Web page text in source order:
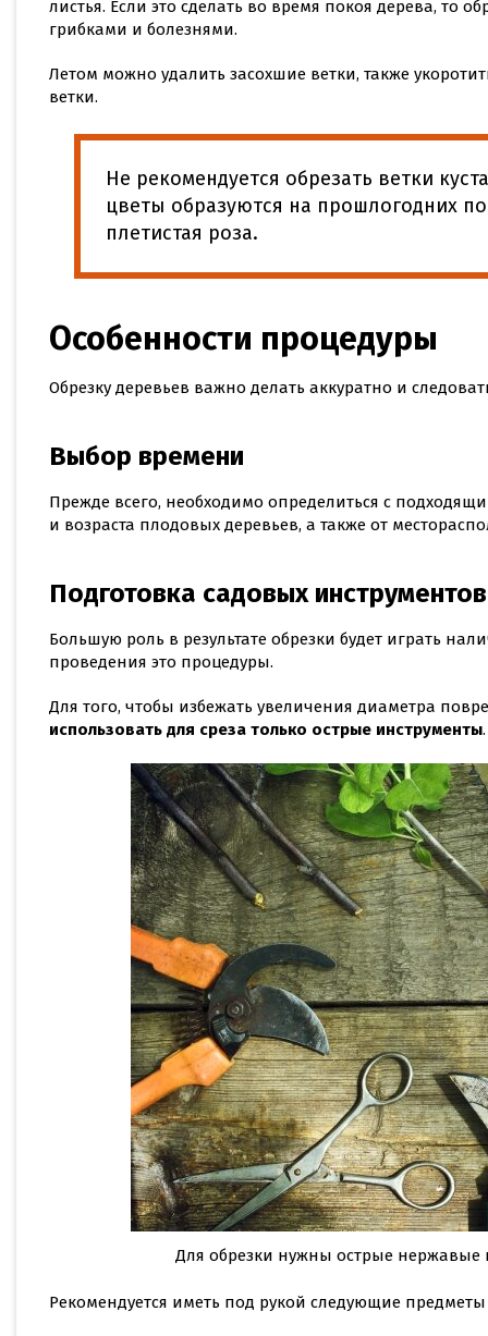
листья. Если это сделать во время покоя дерева, то
грибками и болезнями.
Летом можно удалить засохшие ветки, также
ветки.
Не рекомендуется обрезать ветки
цветы образуются на прошлогодних
плетистая роза.
Особенности процедуры
Обрезку деревьев важно делать аккуратно и
Выбор времени
Прежде всего, необходимо определиться с
и возраста плодовых деревьев, а также от
Подготовка садовых инструментов
Большую роль в результате обрезки будет играть
проведения это процедуры.
Для того, чтобы избежать увеличения диаметра
использовать для среза только острые инструменты.
Для обрезки нужны острые нержавые
Рекомендуется иметь под рукой следующие предметы